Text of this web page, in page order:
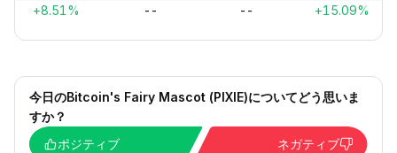
+8.51% -- -- +15.09%
今日のBitcoin's Fairy Mascot (PIXIE)についてどう思いま
すか？
ポジティブ
ネガティブ